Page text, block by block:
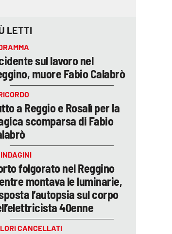
LETTI
sul lavoro nel
muore Fabio Calabrò
a Reggio e Rosalì per la
scomparsa di Fabio
folgorato nel Reggino
montava le luminarie,
l’autopsia sul corpo
40enne
CANCELLATI